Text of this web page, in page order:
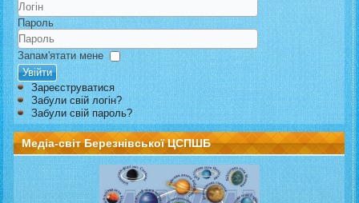
Пароль
Запам'ятати мене
Увійти
Зареєструватися
Забули свій логін?
Забули свій пароль?
Медіа-світ Березнівської ЦСПШБ